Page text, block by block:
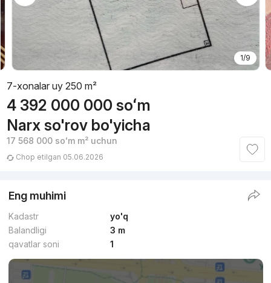
1/9
7-xonalar uy 250 m²
4 392 000 000 soʻm
Narx so'rov bo'yicha
17 568 000 soʻmm² uchun
Chop etilgan 05.06.2026
Eng muhimi
Kadastr
yo'q
Balandligi
3 m
qavatlar soni
1